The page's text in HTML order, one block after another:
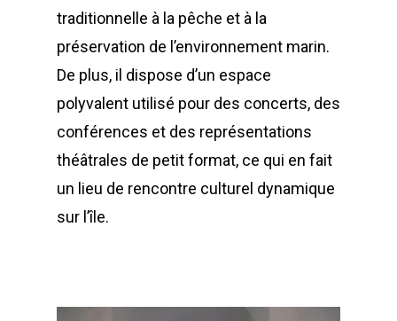
traditionnelle à la pêche et à la
préservation de l’environnement marin.
De plus, il dispose d’un espace
polyvalent utilisé pour des concerts, des
conférences et des représentations
théâtrales de petit format, ce qui en fait
un lieu de rencontre culturel dynamique
sur l’île.